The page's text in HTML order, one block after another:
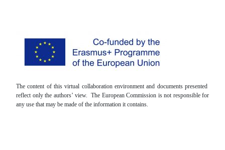
The content of this virtual collaboration environment and documents presented
reflect only the authors’ view. The European Commission is not responsible for
any use that may be made of the information it contains.